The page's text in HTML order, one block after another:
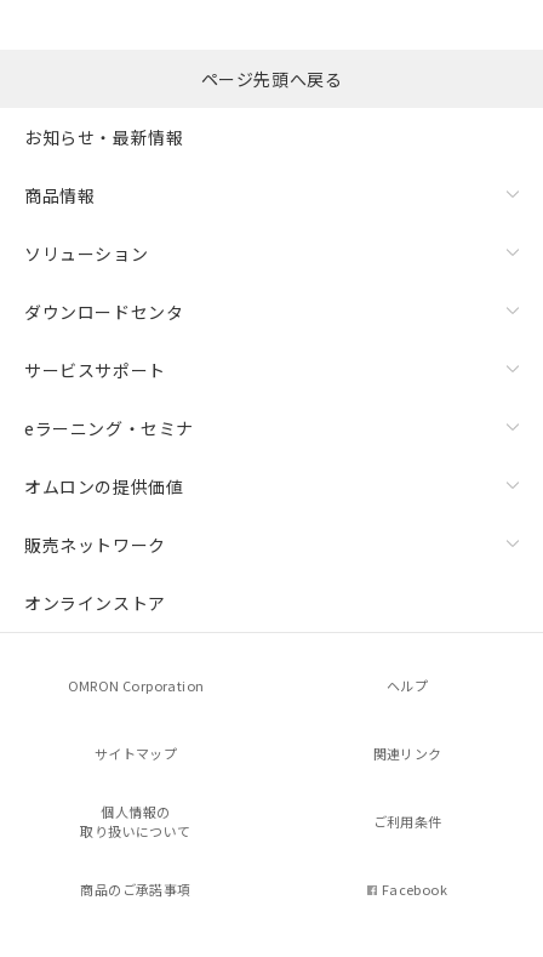
ページ先頭へ戻る
お知らせ・最新情報
商品情報
ソリューション
ダウンロードセンタ
サービスサポート
eラーニング・セミナ
オムロンの提供価値
販売ネットワーク
オンラインストア
OMRON Corporation ヘルプ
サイトマップ 関連リンク
個人情報の
取り扱いについて
ご利用条件
商品のご承諾事項 Facebook